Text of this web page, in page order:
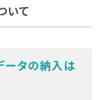
いて
ータの納入は